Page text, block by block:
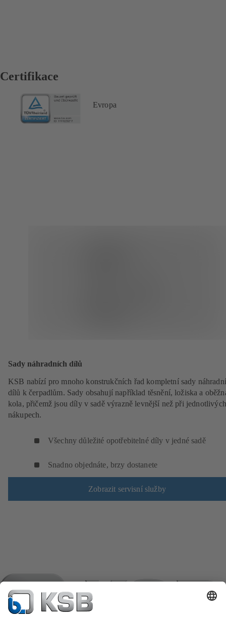
Certifikace
Evropa
Sady náhradních dílů
KSB nabízí pro mnoho konstrukčních řad kompletní sady
dílů k čerpadlům. Sady obsahují například těsnění, ložiska a
kola, přičemž jsou díly v sadě výrazně levnější než při jednotlivých
nákupech.
Všechny důležité opotřebitelné díly v jedné sadě
Snadno objednáte, brzy dostanete
Zobrazit servisní služby